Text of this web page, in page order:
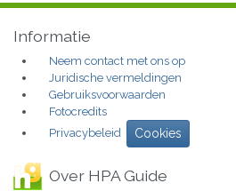
Informatie
Neem contact met ons op
Juridische vermeldingen
Gebruiksvoorwaarden
Fotocredits
Privacybeleid
Cookies
Over HPA Guide